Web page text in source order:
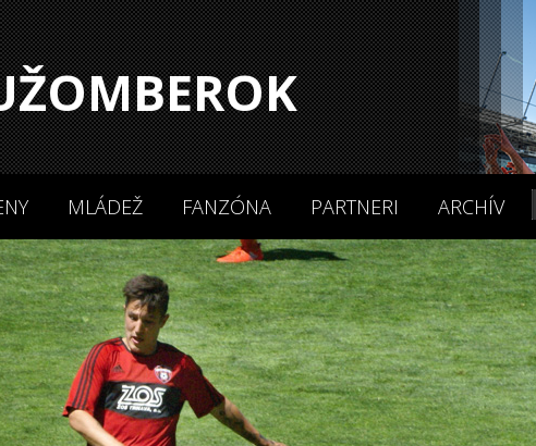
MLÁDEŽ FANZÓNA PARTNERI ARCHÍV